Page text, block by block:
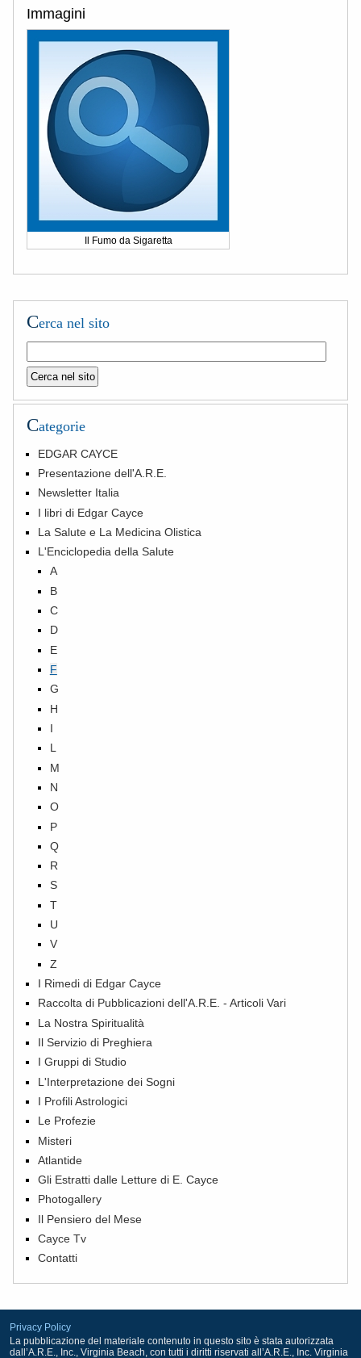
Immagini
Il Fumo da Sigaretta
Cerca nel sito
Categorie
EDGAR CAYCE
Presentazione dell'A.R.E.
Newsletter Italia
I libri di Edgar Cayce
La Salute e La Medicina Olistica
L'Enciclopedia della Salute
A
B
C
D
E
F
G
H
I
L
M
N
O
P
Q
R
S
T
U
V
Z
I Rimedi di Edgar Cayce
Raccolta di Pubblicazioni dell'A.R.E. - Articoli Vari
La Nostra Spiritualità
Il Servizio di Preghiera
I Gruppi di Studio
L'Interpretazione dei Sogni
I Profili Astrologici
Le Profezie
Misteri
Atlantide
Gli Estratti dalle Letture di E. Cayce
Photogallery
Il Pensiero del Mese
Cayce Tv
Contatti
Privacy Policy
La pubblicazione del materiale contenuto in questo sito è stata autorizzata
dall’A.R.E., Inc., Virginia Beach, con tutti i diritti riservati all’A.R.E., Inc. Virginia